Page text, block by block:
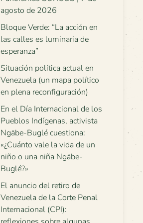
agosto de 2026
Bloque Verde: “La acción en
las calles es luminaria de
esperanza”
Situación política actual en
Venezuela (un mapa político
en plena reconfiguración)
En el Día Internacional de los
Pueblos Indígenas, activista
Ngäbe-Buglé cuestiona:
«¿Cuánto vale la vida de un
niño o una niña Ngäbe-
Buglé?»
El anuncio del retiro de
Venezuela de la Corte Penal
Internacional (CPI):